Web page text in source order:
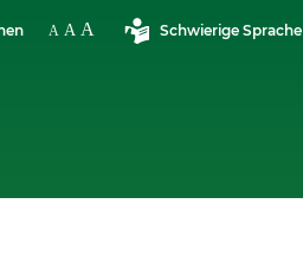
Schwierige Sprache